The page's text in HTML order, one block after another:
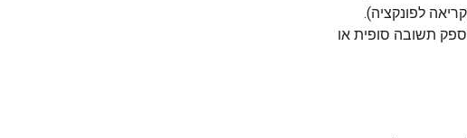
לפונקציה).
תשובה סופית או